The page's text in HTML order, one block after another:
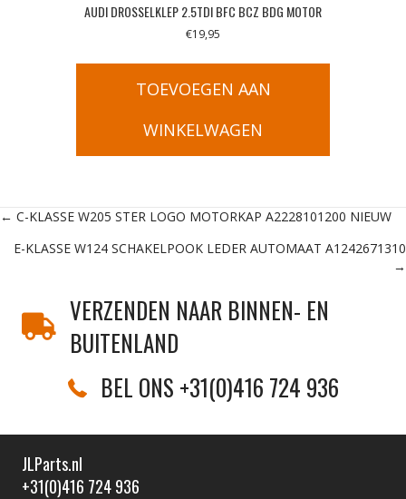
AUDI DROSSELKLEP 2.5TDI BFC BCZ BDG MOTOR
€19,95
TOEVOEGEN AAN
WINKELWAGEN
Posts
navigation
← C-KLASSE W205 STER LOGO MOTORKAP A2228101200 NIEUW
E-KLASSE W124 SCHAKELPOOK LEDER AUTOMAAT A1242671310
→
VERZENDEN NAAR BINNEN- EN
BUITENLAND
BEL ONS +31(0)416 724 936
JLParts.nl
+31(0)416 724 936